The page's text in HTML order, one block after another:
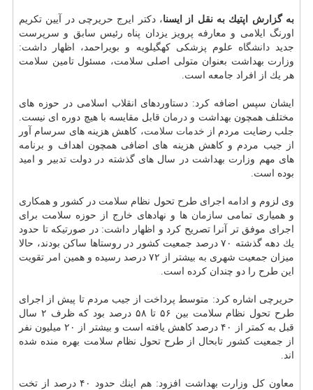
به گزارش اپتیك به نقل از ایسنا، دكتر ایرج حریرچی در آیین تكریم
اورنگ ایلامی و معارفه پرویز یزدان پناه رئیس سابق و سرپرست
جدیددانشگاه علوم پزشكی كهگیلویه و بویراحمد، اظهار داشت:
وزارت بهداشت بعنوان متولی اصلی سلامت، مسئول تامین سلامت
هر یك از افراد جامعه است.
ایشان سپس اضافه كرد: دستاوردهای انقلاب اسلامی در حوزه های
مختلف همچون بهداشت و درمان قابل مقایسه با هیچ دوره ای نیست.
جلب رضایت مردم از خدمات سلامت، كاهش هزینه های سرسام آور
از جیب مردم و كاهش هزینه های اضافی همچون اهداف و برنامه
های مهم وزارت بهداشت در سال های گذشته در دولت تدبیر و امید
بوده است.
وی لزوم و ادامه اجرای طرح تحول نظام سلامت در كشور و همكاری
و همیاری تمامی سازمان ها و نهادهای خارج از حوزه سلامت برای
اجرای موفق تر آنرا تصریح كرد و اظهار داشت: در صورتیكه تا حدود
یك دهه گذشته ۷۰ درصد جمعیت كشور در روستاها ساكن بودند، حالا
میزان جمعیت شهری به بیشتر از ۷۲ درصد رسیده و همین امر تقویت
این طرح را دو چندان كرده است.
حریرچی اشاره كرد: متوسط پرداخت از جیب مردم تا پیش از اجرای
طرح تحول نظام سلامت بین ۵۶ تا ۵۸ درصد بود كه ظرف ۲ سال
قبل به كمتر از ۴۰ درصد كاهش یافته است و بیشتر از ۲۰ میلیون نفر
از جمعیت كشور تابحال از طرح تحول نظام سلامت بهره منده شده
اند.
معاون كل وزارت بهداشت افزود: هم اینك حدود ۴۰ درصد از تخت